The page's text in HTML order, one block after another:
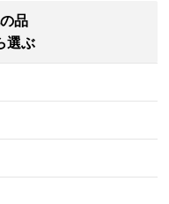
品
選ぶ